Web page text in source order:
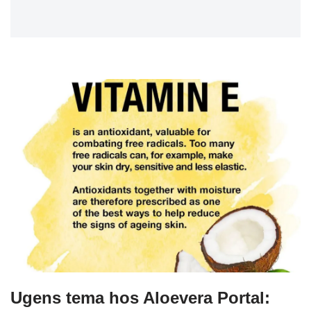
Ugens tema hos Aloevera Portal: